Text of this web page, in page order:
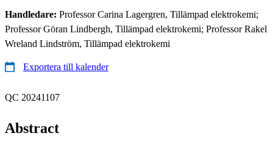
Handledare: Professor Carina Lagergren, Tillämpad elektrokemi;
Professor Göran Lindbergh, Tillämpad elektrokemi; Professor Rakel
Wreland Lindström, Tillämpad elektrokemi
Exportera till kalender
QC 20241107
Abstract